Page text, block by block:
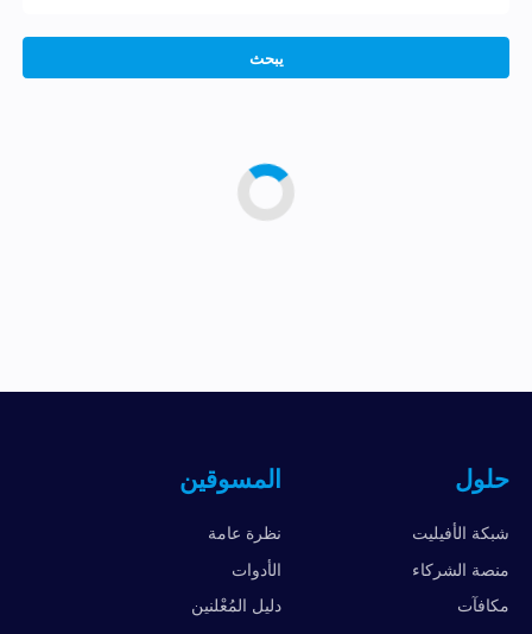
يبحث
حلول
شبكة الأفيليت
منصة الشركاء
مكافآت
المسوقين
نظرة عامة
الأدوات
دليل المُعْلنين